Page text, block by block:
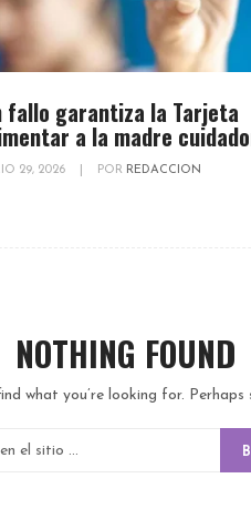
fallo garantiza la Tarjeta
a la madre
29, 2026 POR REDACCION
NOTHING FOUND
what you’re looking for. Perhaps